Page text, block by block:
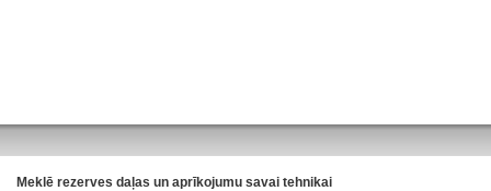
Meklē rezerves daļas un aprīkojumu savai tehnikai